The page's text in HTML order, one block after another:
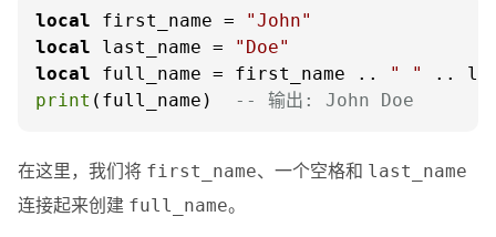
local first_name =
"John"
local last_name =
"Doe"
local full_name = first_name ..
" "
print (full_name) -- 输出: John Doe
在这里，我们将 first_name、一个空格和 last_name
连接起来创建 full_name。